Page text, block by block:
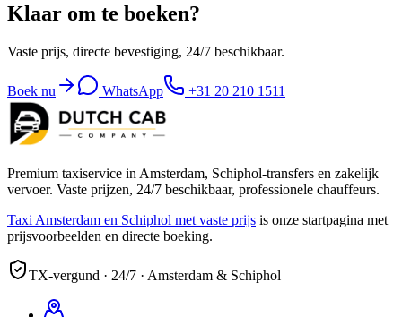
Klaar om te boeken?
Vaste prijs, directe bevestiging, 24/7 beschikbaar.
Boek nu WhatsApp +31 20 210 1511
Premium taxiservice in Amsterdam, Schiphol-transfers en zakelijk
vervoer. Vaste prijzen, 24/7 beschikbaar, professionele chauffeurs.
Taxi Amsterdam en Schiphol met vaste prijs is onze startpagina met
prijsvoorbeelden en directe boeking.
TX-vergund · 24/7 · Amsterdam & Schiphol